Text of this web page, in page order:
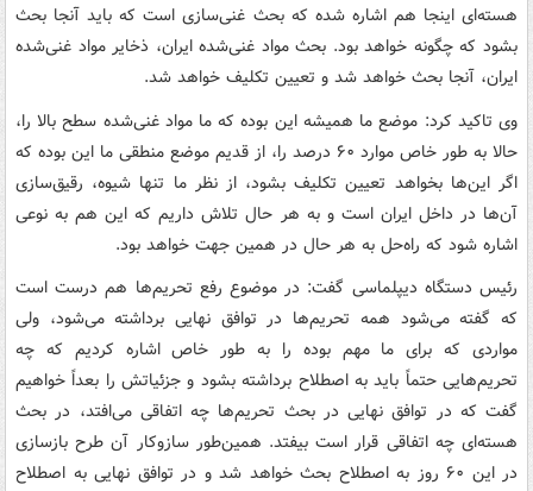
هسته‌ای اینجا هم اشاره شده که بحث غنی‌سازی است که باید آنجا بحث
بشود که چگونه خواهد بود. بحث مواد غنی‌شده ایران، ذخایر مواد غنی‌شده
ایران، آنجا بحث خواهد شد و تعیین تکلیف خواهد شد.
وی تاکید کرد: موضع ما همیشه این بوده که ما مواد غنی‌شده سطح بالا را،
حالا به طور خاص موارد ۶۰ درصد را، از قدیم موضع منطقی ما این بوده که
اگر این‌ها بخواهد تعیین تکلیف بشود، از نظر ما تنها شیوه، رقیق‌سازی
آن‌ها در داخل ایران است و به هر حال تلاش داریم که این هم به نوعی
اشاره شود که راه‌حل به هر حال در همین جهت خواهد بود.
رئیس دستگاه دیپلماسی گفت: در موضوع رفع تحریم‌ها هم درست است
که گفته می‌شود همه تحریم‌ها در توافق نهایی برداشته می‌شود، ولی
مواردی که برای ما مهم بوده را به طور خاص اشاره کردیم که چه
تحریم‌هایی حتماً باید به اصطلاح برداشته بشود و جزئیاتش را بعداً خواهیم
گفت که در توافق نهایی در بحث تحریم‌ها چه اتفاقی می‌افتد، در بحث
هسته‌ای چه اتفاقی قرار است بیفتد. همین‌طور سازوکار آن طرح بازسازی
در این ۶۰ روز به اصطلاح بحث خواهد شد و در توافق نهایی به اصطلاح